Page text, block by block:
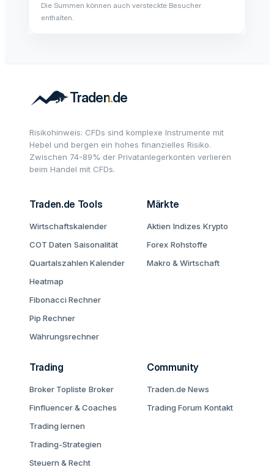
Die Summen können auch versteckte Besucher
enthalten.
Risikohinweis: CFDs sind komplexe Instrumente mit
Hebel und bergen ein hohes finanzielles Risiko.
Zwischen 74-89% der Privatanlegerkonten verlieren
beim Handel mit CFDs.
Traden.de Tools
Wirtschaftskalender
COT Daten Saisonalität
Quartalszahlen Kalender
Heatmap
Fibonacci Rechner
Pip Rechner
Währungsrechner
Märkte
Aktien Indizes Krypto
Forex Rohstoffe
Makro & Wirtschaft
Trading
Broker Topliste Broker
Finfluencer & Coaches
Trading lernen
Trading-Strategien
Steuern & Recht
Community
Traden.de News
Trading Forum Kontakt